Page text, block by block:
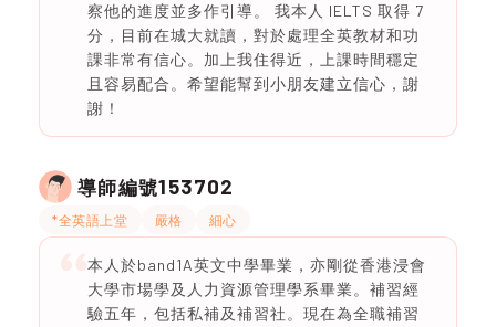
察他的進度並多作引導。 我本人 IELTS 取得 7
分，目前在城大就讀，對於處理全英教材和功
課非常有信心。加上我住得近，上課時間穩定
且容易配合。希望能幫到小朋友建立信心，謝
謝！
導師編號153702
*全英語上堂 嚴格 細心
本人於band1A英文中學畢業，亦剛從香港浸會
大學市場學及人力資源管理學系畢業。補習經
驗五年，包括私補及補習社。現在為全職補習